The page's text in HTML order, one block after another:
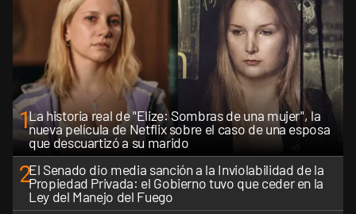
1La historia real de "Elize: Sombras de una mujer", la
nueva película de Netflix sobre el caso de una esposa
que descuartizó a su marido
2El Senado dio media sanción a la Inviolabilidad de la
Propiedad Privada: el Gobierno tuvo que ceder en la
Ley del Manejo del Fuego